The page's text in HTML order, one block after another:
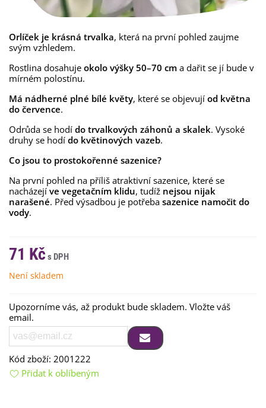
Orlíček je krásná trvalka, která na první pohled zaujme
svým vzhledem.
Rostlina dosahuje okolo výšky 50–70 cm a dařit se jí bude v
mírném polostínu.
Má nádherné plné bílé květy, které se objevují od května
do července.
Odrůda se hodí do trvalkových záhonů a skalek. Vysoké
druhy se hodí do květinových vazeb.
Co jsou to prostokořenné sazenice?
Na první pohled na příliš atraktivní sazenice, které se
nacházejí ve vegetačním klidu, tudíž nejsou nijak
narašené. Před výsadbou je potřeba sazenice namočit do
vody.
71 Kč
Není skladem
Upozorníme vás, až produkt bude skladem. Vložte váš
email.
Kód zboží: 2001222
Přidat k oblíbeným